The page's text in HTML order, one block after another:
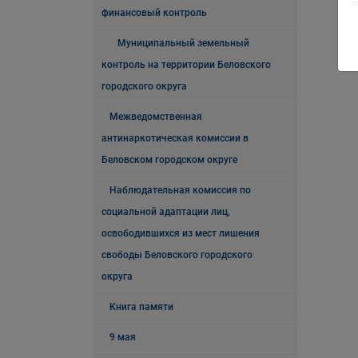
финансовый контроль
Муниципальный земельный
контроль на территории Беловского
городского округа
Межведомственная
антинаркотическая комиссии в
Беловском городском округе
Наблюдательная комиссия по
социальной адаптации лиц,
освободившихся из мест лишения
свободы Беловского городского
округа
Книга памяти
9 мая